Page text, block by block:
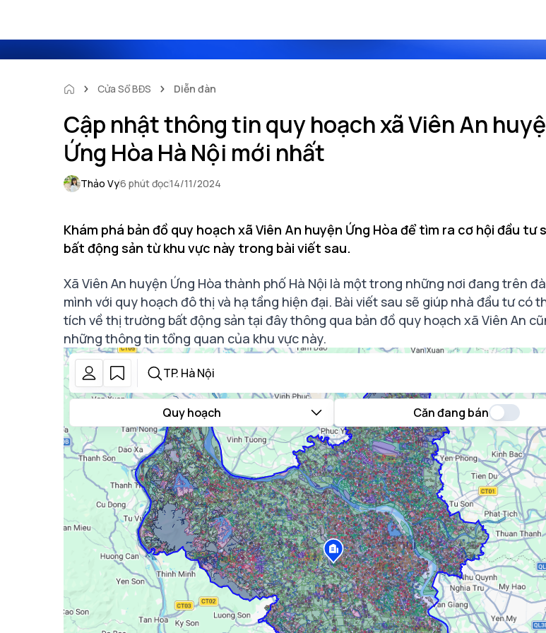
Cửa Sổ BĐS Diễn đàn
Cập nhật thông tin quy hoạch xã Viên An
Ứng Hòa Hà Nội mới nhất
Thảo Vy6 phút đọc14/11/2024
Khám phá bản đồ quy hoạch xã Viên An huyện Ứng Hòa để tìm ra cơ hội đầu tư
bất động sản từ khu vực này trong bài viết sau.
Xã Viên An huyện Ứng Hòa thành phố Hà Nội là một trong những nơi đang trên
mình với quy hoạch đô thị và hạ tầng hiện đại. Bài viết sau sẽ giúp nhà đầu tư có
tích về thị trường bất động sản tại đây thông qua bản đồ quy hoạch xã Viên An
những thông tin tổng quan của khu vực này.